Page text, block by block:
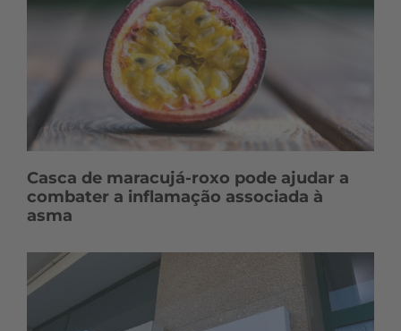
Casca de maracujá-roxo pode ajudar a
combater a inflamação associada à
asma